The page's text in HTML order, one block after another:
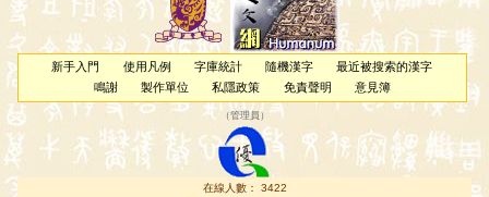
新手入門 使用凡例 字庫統計 隨機漢字
最近被搜索的漢字
鳴謝
製作單位 私隱政策 免責聲明 意見簿
（管理員 ）
在線人數： 3422